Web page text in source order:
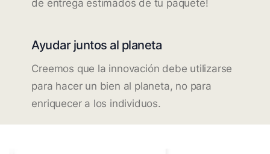
de entrega estimados de tu paquete!
Ayudar juntos al planeta
Creemos que la innovación debe utilizarse
para hacer un bien al planeta, no para
enriquecer a los individuos.